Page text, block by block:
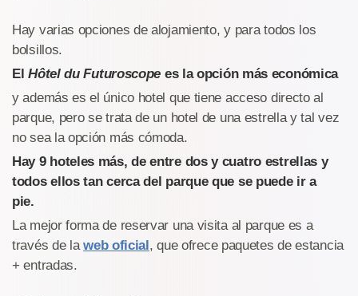
Hay varias opciones de alojamiento, y para todos los
bolsillos.
ElHôtel du Futuroscope es la opción más económica
y además es el único hotel que tiene acceso directo al
parque, pero se trata de un hotel de una estrella y tal vez
no sea la opción más cómoda.
Hay 9 hoteles más, de entre dos y cuatro estrellas y
todos ellos tan cerca del parque que se puede ir a
pie.
La mejor forma de reservar una visita al parque es a
través de laweb oficial, que ofrece paquetes de estancia
+ entradas.